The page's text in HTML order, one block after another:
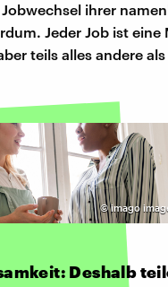
ihrer
Jeder Job ist eine
teils alles andere
©imago
Deshalb